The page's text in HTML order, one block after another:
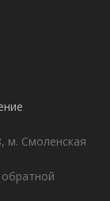
м. Смоленская